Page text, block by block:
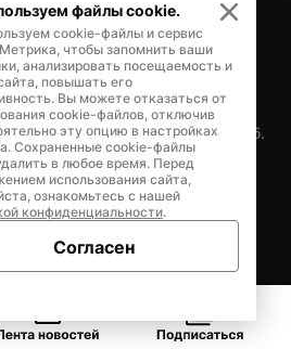
Поздеев
внутренней политики Ямало-
округа
мкр. Богдана Кнунянца, д.1, каб.
(34922) 42728
файлы cookie.
cookie-файлы и сервис
чтобы запомнить ваши
анализировать посещаемость и
повышать его
Вы можете отказаться от
cookie-файлов, отключив
эту опцию в настройках
Сохраненные cookie-файлы
в любое время. Перед
использования сайта,
ознакомьтесь с нашей
конфиденциальности.
Согласен